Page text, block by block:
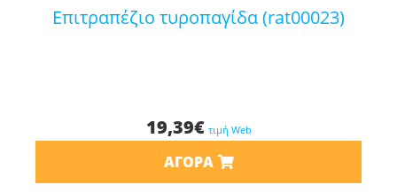
επιτραπέζιο τυροπαγίδα (rat00023)
19,39€ τιμή Web
ΑΓΟΡΆ